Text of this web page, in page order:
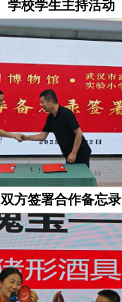
学校学生主持活动
双方签署合作备忘录